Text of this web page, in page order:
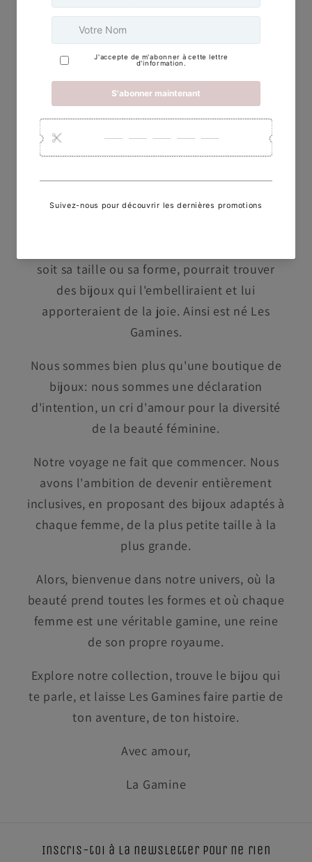
des femmes magnifiques avec des formes et
des tailles diverses, et elles faisaient face aux
mêmes frustrations. Certaines devaient
commander des bijoux sur mesure et
attendre pendant des semaines
interminables pour les obtenir.
C'est là que tout a commencé à changer.
précieuse qui se forme sous la pression de la
terre. J'ai décidé de créer ma propre
soit sa taille ou sa forme, pourrait trouver
des bijoux qui l'embelliraient et lui
apporteraient de la joie. Ainsi est né Les
Gamines.
Nous sommes bien plus qu'une boutique de
bijoux: nous sommes une déclaration
d'intention, un cri d'amour pour la diversité
de la beauté féminine.
Notre voyage ne fait que commencer. Nous
avons l'ambition de devenir entièrement
inclusives, en proposant des bijoux adaptés à
chaque femme, de la plus petite taille à la
plus grande.
Alors, bienvenue dans notre univers, où la
beauté prend toutes les formes et où chaque
femme est une véritable gamine, une reine
de son propre royaume.
Explore notre collection, trouve le bijou qui
te parle, et laisse Les Gamines faire partie de
ton aventure, de ton histoire.
Avec amour,
La Gamine
Inscris-toi à la newsletter pour ne rien